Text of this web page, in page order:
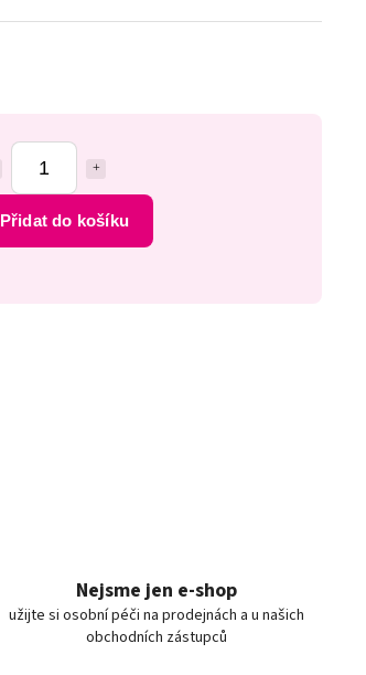
Přidat do košíku
Nejsme jen e-shop
užijte si osobní péči na prodejnách a u našich
obchodních zástupců